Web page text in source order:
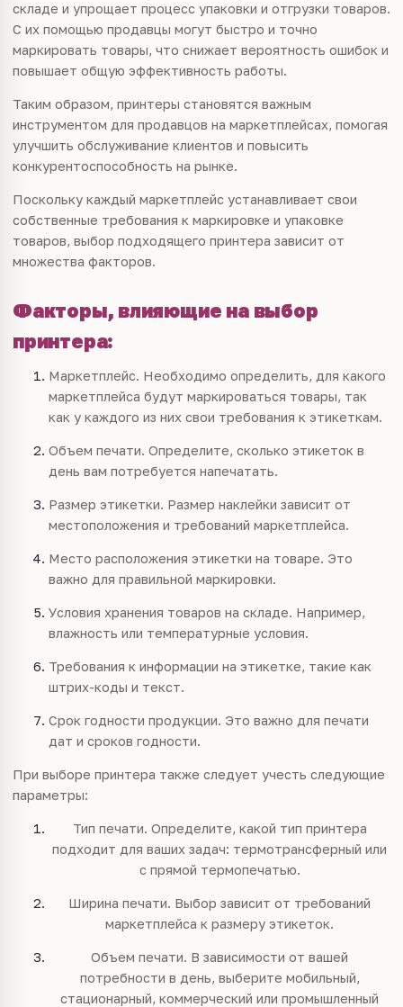
складе и упрощает процесс упаковки и отгрузки товаров.
С их помощью продавцы могут быстро и точно
маркировать товары, что снижает вероятность ошибок и
повышает общую эффективность работы.
Таким образом, принтеры становятся важным
инструментом для продавцов на маркетплейсах, помогая
улучшить обслуживание клиентов и повысить
конкурентоспособность на рынке.
Поскольку каждый маркетплейс устанавливает свои
собственные требования к маркировке и упаковке
товаров, выбор подходящего принтера зависит от
множества факторов.
Факторы, влияющие на выбор
принтера:
Маркетплейс. Необходимо определить, для какого
маркетплейса будут маркироваться товары, так
как у каждого из них свои требования к этикеткам.
Объем печати. Определите, сколько этикеток в
день вам потребуется напечатать.
Размер этикетки. Размер наклейки зависит от
местоположения и требований маркетплейса.
Место расположения этикетки на товаре. Это
важно для правильной маркировки.
Условия хранения товаров на складе. Например,
влажность или температурные условия.
Требования к информации на этикетке, такие как
штрих-коды и текст.
Срок годности продукции. Это важно для печати
дат и сроков годности.
При выборе принтера также следует учесть следующие
параметры:
Тип печати. Определите, какой тип принтера
подходит для ваших задач: термотрансферный или
с прямой термопечатью.
Ширина печати. Выбор зависит от требований
маркетплейса к размеру этикеток.
Объем печати. В зависимости от вашей
потребности в день, выберите мобильный,
стационарный, коммерческий или промышленный